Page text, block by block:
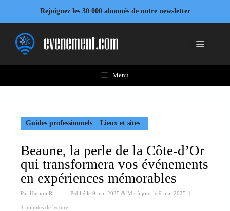
contenu
Rejoignez les 30 000 abonnés de notre newsletter
Menu
Menu
Guides professionnels Lieux et sites
Beaune, la perle de la Côte-d’Or
qui transformera vos événements
en expériences mémorables
Par Hanitra R. Publié le 9 mai 2025 & Mis à jour le 9 mai 2025 |
4 minutes de lecture